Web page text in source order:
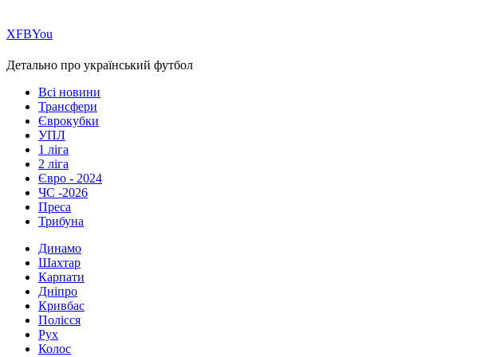
ХFBYou
Детально про український футбол
Всі новини
Трансфери
Єврокубки
УПЛ
1 ліга
2 ліга
Євро - 2024
ЧС -2026
Преса
Трибуна
Динамо
Шахтар
Карпати
Дніпро
Кривбас
Полісся
Рух
Колос